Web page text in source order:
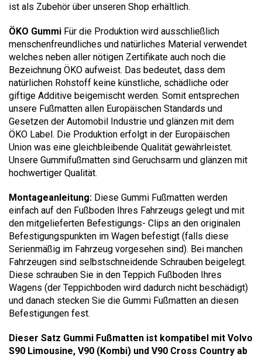
ist als Zubehör über unseren Shop erhältlich.
ÖKO Gummi Für die Produktion wird ausschließlich
menschenfreundliches und natürliches Material verwendet
welches neben aller nötigen Zertifikate auch noch die
Bezeichnung ÖKO aufweist. Das bedeutet, dass dem
natürlichen Rohstoff keine künstliche, schädliche oder
giftige Additive beigemischt werden. Somit entsprechen
unsere Fußmatten allen Europäischen Standards und
Gesetzen der Automobil Industrie und glänzen mit dem
ÖKO Label. Die Produktion erfolgt in der Europäischen
Union was eine gleichbleibende Qualität gewährleistet.
Unsere Gummifußmatten sind Geruchsarm und glänzen mit
hochwertiger Qualität.
Montageanleitung: Diese Gummi Fußmatten werden
einfach auf den Fußboden Ihres Fahrzeugs gelegt und mit
den mitgelieferten Befestigungs- Clips an den originalen
Befestigungspunkten im Wagen befestigt (falls diese
Serienmäßig im Fahrzeug vorgesehen sind). Bei manchen
Fahrzeugen sind selbstschneidende Schrauben beigelegt.
Diese schrauben Sie in den Teppich Fußboden Ihres
Wagens (der Teppichboden wird dadurch nicht beschädigt)
und danach stecken Sie die Gummi Fußmatten an diesen
Befestigungen fest.
Dieser Satz Gummi Fußmatten ist kompatibel mit Volvo
S90 Limousine, V90 (Kombi) und V90 Cross Country ab